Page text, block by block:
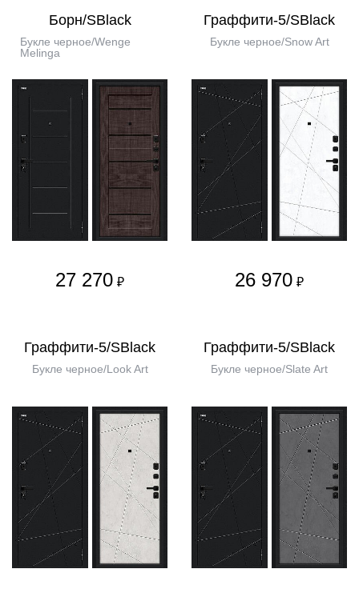
Борн/SBlack
Букле черное/Wenge
Melinga
27 270 ₽
Граффити-5/SBlack
Букле черное/Snow Art
26 970 ₽
Граффити-5/SBlack
Букле черное/Look Art
Граффити-5/SBlack
Букле черное/Slate Art